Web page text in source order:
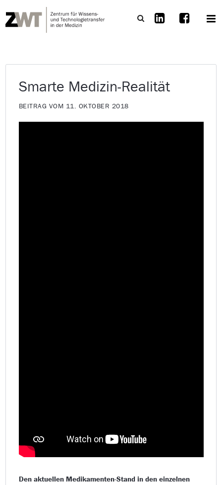
Smarte Medizin-Realität
BEITRAG VOM 11. OKTOBER 2018
Den aktuellen Medikamenten-Stand in den einzelnen